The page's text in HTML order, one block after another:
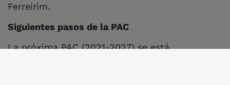
Ferreirim.
Siguientes pasos de la PAC
La próxima PAC (2021-2027) se está